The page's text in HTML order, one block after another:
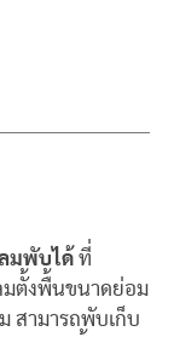
มพับได้ ที่
มตั้งพื้นขนาดย่อม
สามารถพับเก็บ